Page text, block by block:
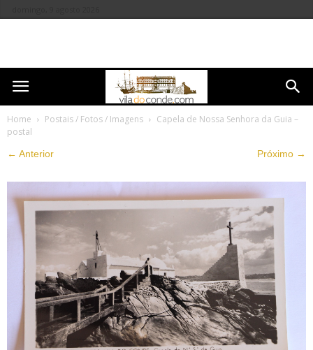
Home Postais / Fotos / Imagens
Capela de Nossa Senhora da Guia –
postal
← Anterior Próximo →